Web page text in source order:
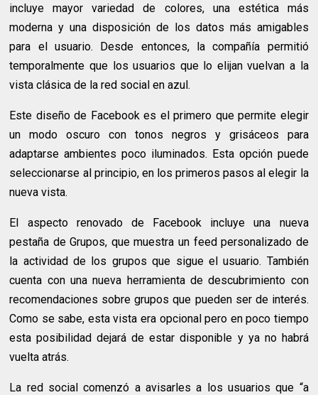
incluye mayor variedad de colores, una estética más
moderna y una disposición de los datos más amigables
para el usuario. Desde entonces, la compañía permitió
temporalmente que los usuarios que lo elijan vuelvan a la
vista clásica de la red social en azul.
Este diseño de Facebook es el primero que permite elegir
un modo oscuro con tonos negros y grisáceos para
adaptarse ambientes poco iluminados. Esta opción puede
seleccionarse al principio, en los primeros pasos al elegir la
nueva vista.
El aspecto renovado de Facebook incluye una nueva
pestaña de Grupos, que muestra un feed personalizado de
la actividad de los grupos que sigue el usuario. También
cuenta con una nueva herramienta de descubrimiento con
recomendaciones sobre grupos que pueden ser de interés.
Como se sabe, esta vista era opcional pero en poco tiempo
esta posibilidad dejará de estar disponible y ya no habrá
vuelta atrás.
La red social comenzó a avisarles a los usuarios que “a